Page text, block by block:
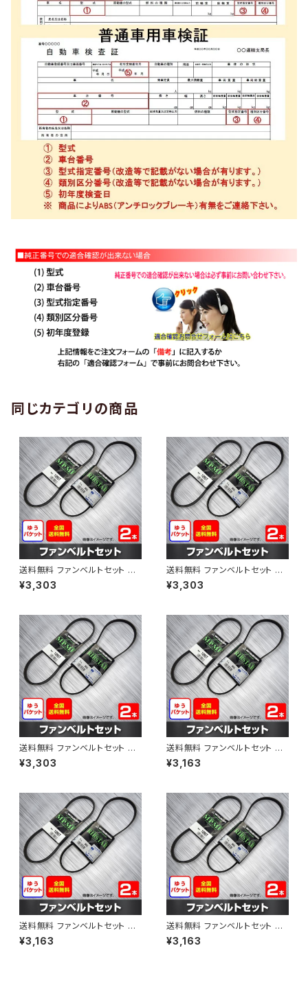
同じカテゴリの商品
送料無料 ファンベルトセット ト
ヨタ プロボックス 型式NCP50
V H24.01～ （国内トップメーカ
¥3,303
送料無料 ファンベルトセット ト
ヨタ プロボックス 型式NCP51V
H24.01～ （国内トップメーカ
¥3,303
送料無料 ファンベルトセット ト
ヨタ プロボックス 型式NCP58
G H24.01～ （国内トップメーカ
¥3,303
送料無料 ファンベルトセット ト
ヨタ プロボックス 型式NCP51V
H15.06～H24.02 （国内トップ
¥3,163
送料無料 ファンベルトセット ト
ヨタ プロボックス 型式NCP58
G H14.06～H15.06 （国内トッ
¥3,163
送料無料 ファンベルトセット ト
ヨタ プロボックス 型式NCP50
V H24.03～ （国内トップメーカ
¥3,163